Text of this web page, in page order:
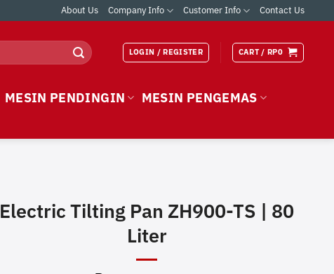
About Us Company Info Customer Info Contact Us
LOGIN / REGISTER CART / RP0
MESIN PENDINGIN
MESIN PENGEMAS
Electric Tilting Pan ZH900-TS | 80
Liter